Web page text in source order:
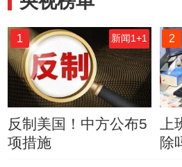
1 新闻1+1
反制美国！中方公布5
项措施
2
除